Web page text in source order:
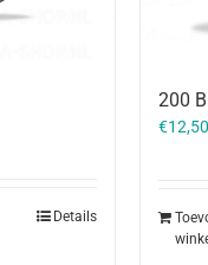
Details
200
€12,50